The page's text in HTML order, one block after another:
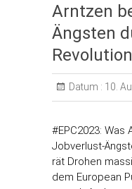
Arntzen
Ängsten
Datum : 10.
#EPC2023: Was
Jobverlust-
rät Drohen
dem European